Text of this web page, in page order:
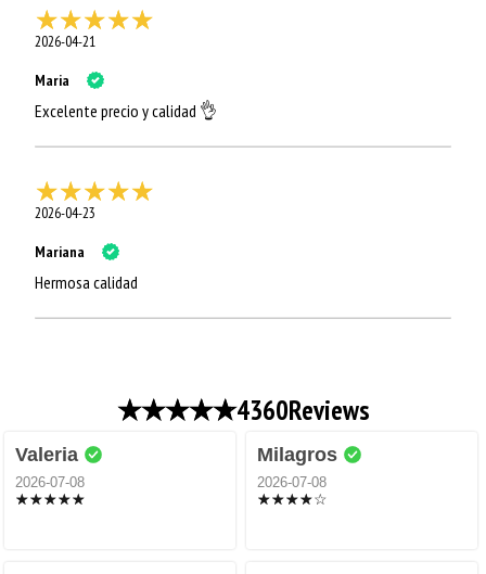
2026-04-21
Maria
Excelente precio y calidad 👌
2026-04-23
Mariana
Hermosa calidad
4360Reviews
Valeria
2026-07-08
Milagros
2026-07-08